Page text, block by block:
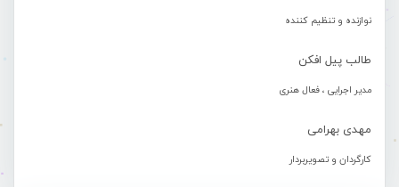
نوازنده و تنظیم کننده
طالب پیل افکن
مدیر اجرایی ، فعال هنری
مهدی بهرامی
کارگردان و تصویربردار